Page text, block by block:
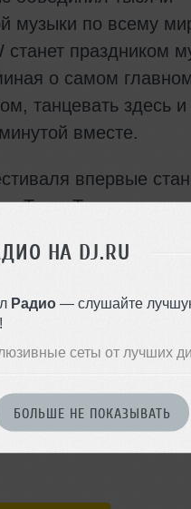
НА DJ.RU
Радио — слушайте
сеты от лучших
БОЛЬШЕ НЕ ПОКАЗЫВАТЬ
музыки по всему
праздником
о самом
танцевать здесь и
вместе.
впервые
Tyas. Также на
Eximinds, Aimoon,
Safo и AlexSo
Москва,
по